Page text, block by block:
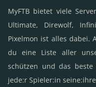
MyFTB bietet viele
Ultimate, Direwolf,
Pixelmon ist alles dabei.
du eine Liste aller
schützen und das
jede:r Spieler:in